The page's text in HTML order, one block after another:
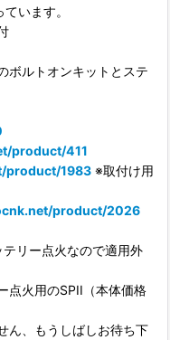
います。
ボルトオンキットとステ
product/411
product/1983 ※取付け用
product/2026
リー点火なので適用外
点火用のSPII（本体価格
ん、もうしばしお待ち下